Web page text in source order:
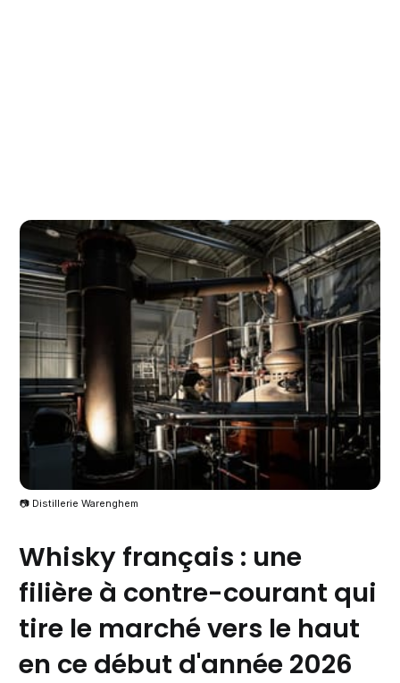
📷 Distillerie Warenghem
Whisky français : une
filière à contre-courant qui
tire le marché vers le haut
en ce début d'année 2026